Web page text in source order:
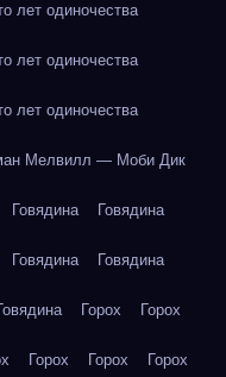
лет одиночества
лет одиночества
лет одиночества
Мелвилл — Моби Дик
Говядина Говядина
Говядина Говядина
Горох Горох
Горох Горох Горох